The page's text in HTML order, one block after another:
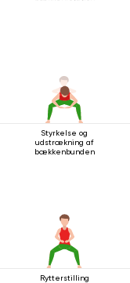
Styrkelse og
udstrækning af
bækkenbunden
Rytterstilling